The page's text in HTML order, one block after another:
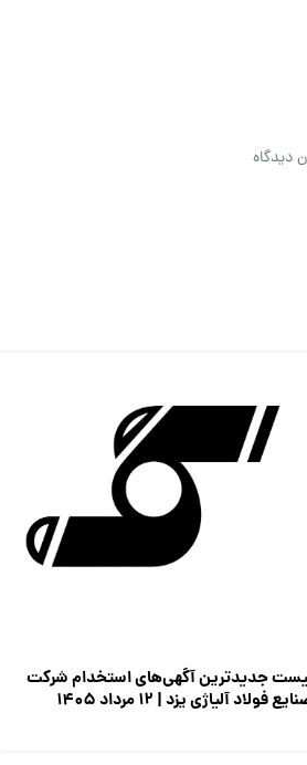
دیدگاه
جدیدترین آگهی‌های استخدام شرکت
فولاد آلیاژی یزد | ۱۲ مرداد ۱۴۰۵